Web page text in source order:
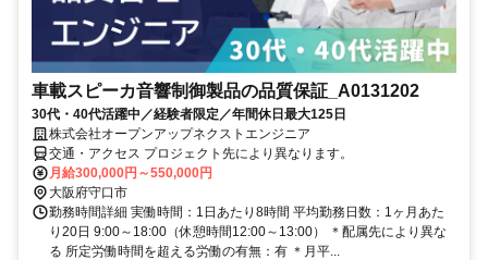
車載スピーカ音響制御製品の品質保証_A0131202
30代・40代活躍中／経験者限定／年間休日最大125日
株式会社オープンアップネクストエンジニア
交通・アクセス プロジェクト先により異なります。
月給300,000円～550,000円
大阪府守口市
勤務時間詳細 実働時間：1日あたり8時間 平均勤務日数：1ヶ月あた
り20日 9:00～18:00（休憩時間12:00～13:00） ＊配属先により異な
る 所定労働時間を超える労働の有無：有 ＊月平...